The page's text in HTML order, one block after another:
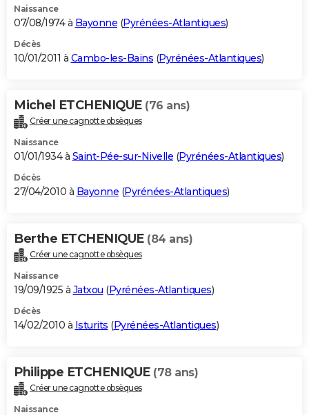
Naissance
07/08/1974 à Bayonne (Pyrénées-Atlantiques)
Décès
10/01/2011 à Cambo-les-Bains (Pyrénées-Atlantiques)
Michel ETCHENIQUE (76 ans)
Créer une cagnotte obsèques
Naissance
01/01/1934 à Saint-Pée-sur-Nivelle (Pyrénées-Atlantiques)
Décès
27/04/2010 à Bayonne (Pyrénées-Atlantiques)
Berthe ETCHENIQUE (84 ans)
Créer une cagnotte obsèques
Naissance
19/09/1925 à Jatxou (Pyrénées-Atlantiques)
Décès
14/02/2010 à Isturits (Pyrénées-Atlantiques)
Philippe ETCHENIQUE (78 ans)
Créer une cagnotte obsèques
Naissance